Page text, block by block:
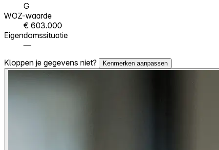
G
WOZ-waarde
€ 603.000
Eigendomssituatie
—
Kloppen je gegevens niet?
Kenmerken aanpassen